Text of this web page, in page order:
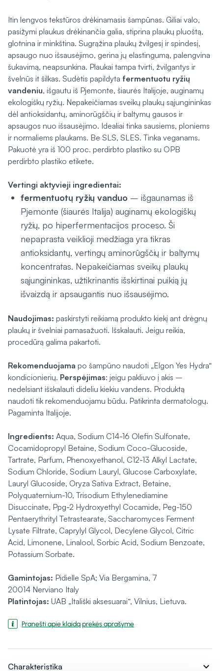
Itin lengvos tekstūros drėkinamasis šampūnas. Giliai valo,
pasižymi plaukus drėkinančia galia, stiprina plaukų pluoštą,
glotnina ir minkština. Sugrąžina plaukų žvilgesį ir spindesį,
apsaugo nuo išsausėjimo, gerina jų elastingumą, palengvina
šukavimą, neapsunkina. Plaukai tampa tvirti, žvilgantys ir
švelnūs it šilkas. Sudėtis papildyta fermentuotu ryžių
vandeniu, išgautu iš Pjemonte, šiaurės Italijoje, auginamų
ekologiškų ryžių. Nepakeičiamas sveikų plaukų sąjungininkas
dėl antioksidantų, aminorūgščių ir baltymų gausos ir
apsaugos nuo išsausėjimo. Idealiai tinka sausiems, ploniems
ir normaliems plaukams. Be SLS, SLES. Tinka veganams.
Pakuotė yra iš 100 proc. perdirbto plastiko su OPB
perdirbto plastiko etikete.
Vertingi aktyvieji ingredientai:
fermentuotų ryžių vanduo – išgaunamas iš
Pjemonte (šiaurės Italija) auginamų ekologiškų
ryžių, po hiperfermentacijos proceso. Ši
nepaprasta veiklioji medžiaga yra tikras
antioksidantų, vertingų aminorūgščių ir baltymų
koncentratas. Nepakeičiamas sveikų plaukų
sąjungininkas, užtikrinantis išskirtinai puikią jų
išvaizdą ir apsaugantis nuo išsausėjimo.
Naudojimas: paskirstyti reikiamą produkto kiekį ant drėgnų
plaukų ir švelniai pamasažuoti. Išskalauti. Jeigu reikia,
procedūrą galima pakartoti.
Rekomenduojama po šampūno naudoti „Elgon Yes Hydra“
kondicionierių. Perspėjimas: jeigu pakliuvo į akis –
nedelsiant išskalauti dideliu kiekiu vandens. Produktą
naudoti tik rekomenduojamu būdu. Patikrinta dermatologų.
Pagaminta Italijoje.
Ingredients: Aqua, Sodium C14-16 Olefin Sulfonate,
Cocamidopropyl Betaine, Sodium Coco-Glucoside,
Tartrate, Parfum, Phenoxyethanol, C12-13 Alkyl Lactate,
Sodium Chloride, Sodium Lauryl, Glucose Carboxylate,
Lauryl Glucoside, Oryza Sativa Extract, Betaine,
Polyquaternium-10, Trisodium Ethylenediamine
Disuccinate, Ppg-2 Hydroxyethyl Cocamide, Peg-150
Pentaerythrityl Tetrastearate, Saccharomyces Ferment
Lysate Filtrate, Caprylyl Glycol, Decylene Glycol, Citric
Acid, Limonene, Linalool, Sorbic Acid, Sodium Benzoate,
Potassium Sorbate.
Gamintojas: Pidielle SpA; Via Bergamina, 7
20014 Nerviano Italy
Platintojas: UAB „Itališki aksesuarai“, Vilnius, Lietuva.
Pranešti apie klaidą prekės aprašyme
Charakteristika expand_more